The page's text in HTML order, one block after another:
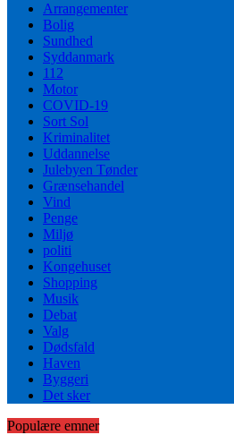
Arrangementer
Bolig
Sundhed
Syddanmark
112
Motor
COVID-19
Sort Sol
Kriminalitet
Uddannelse
Julebyen Tønder
Grænsehandel
Vind
Penge
Miljø
politi
Kongehuset
Shopping
Musik
Debat
Valg
Dødsfald
Haven
Byggeri
Det sker
Populære emner